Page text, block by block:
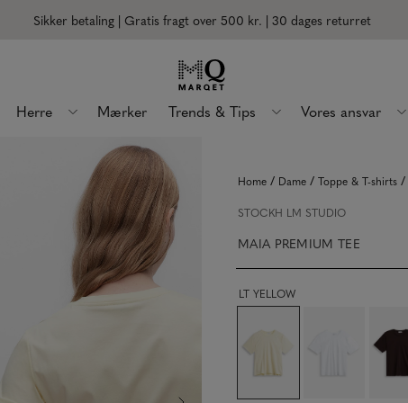
Sikker betaling | Gratis fragt over 500 kr. | 30 dages returret
Herre Mærker Trends & Tips Vores ansvar
Home / Dame / Toppe & T-shirts /
STOCKH LM STUDIO
MAIA PREMIUM TEE
LT YELLOW